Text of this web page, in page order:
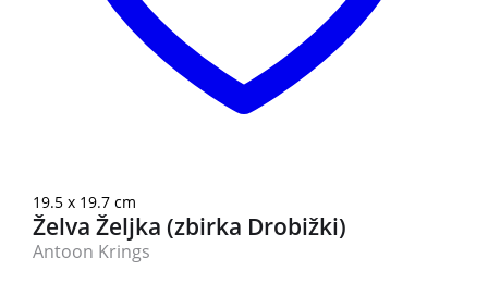
19.5 x 19.7 cm
Želva Željka (zbirka Drobižki)
Antoon Krings